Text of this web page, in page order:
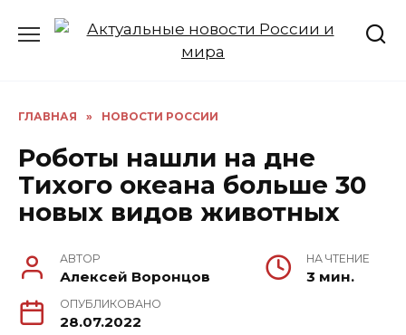
ГЛАВНАЯ » НОВОСТИ РОССИИ
Роботы нашли на дне
Тихого океана больше 30
новых видов животных
АВТОР
Алексей Воронцов
НА ЧТЕНИЕ
3 мин.
ОПУБЛИКОВАНО
28.07.2022